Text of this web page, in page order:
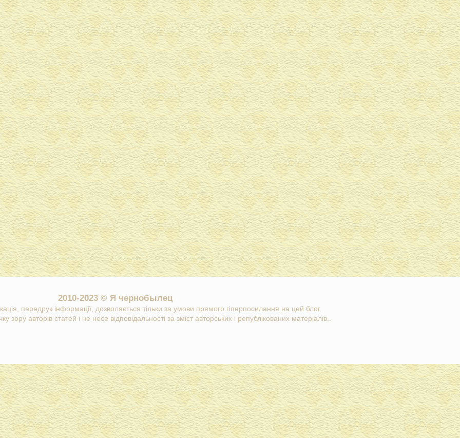
2010-2023 © Я чернобылец
передрук інформації, дозволяється тільки за умови прямого гіперпосилання на цей блог.
зору авторів статей і не несе відповідальності за зміст авторських і републікованих матеріалів..